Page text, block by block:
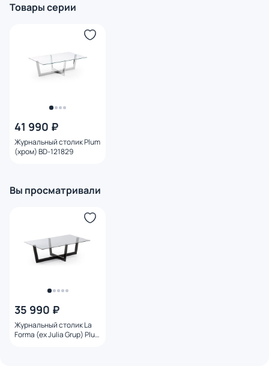
Товары серии
41 990 ₽
Журнальный столик Plum
(хром) BD-121829
Вы просматривали
35 990 ₽
Журнальный столик La
Forma (ex Julia Grup) Plum